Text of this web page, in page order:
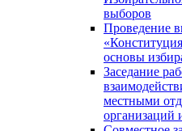
выборов
Проведение
основы
Заседание
местными